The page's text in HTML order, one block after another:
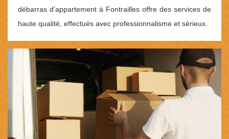
débarras d’appartement à Fontrailles offre des services de
haute qualité, effectués avec professionnalisme et sérieux.